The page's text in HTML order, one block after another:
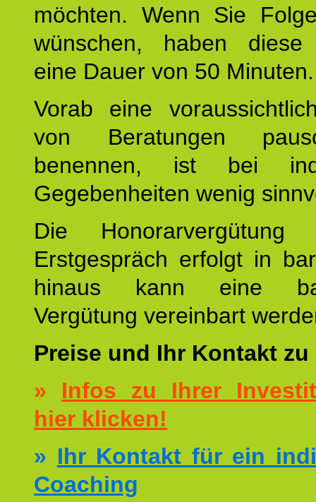
möchten. Wenn Sie
wünschen, haben diese
eine Dauer von 50 Minuten.
Vorab eine
von Beratungen
benennen, ist bei
Gegebenheiten wenig
Die
Erstgespräch erfolgt in
hinaus kann eine
Vergütung vereinbart
Preise und Ihr Kontakt
» Infos zu Ihrer
hier klicken!
» Ihr Kontakt für ein
Coaching